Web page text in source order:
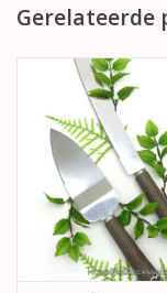
Gerelateerde